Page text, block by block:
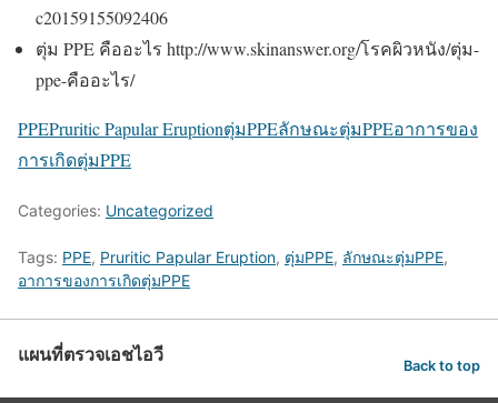
c20159155092406
ตุ่ม PPE คืออะไร http://www.skinanswer.org/โรคผิวหนัง/ตุ่ม-
ppe-คืออะไร/
PPEPruritic Papular Eruptionตุ่มPPEลักษณะตุ่มPPEอาการของ
การเกิดตุ่มPPE
Categories: Uncategorized
Tags: PPE, Pruritic Papular Eruption, ตุ่มPPE, ลักษณะตุ่มPPE,
อาการของการเกิดตุ่มPPE
แผนที่ตรวจเอชไอวี Back to top